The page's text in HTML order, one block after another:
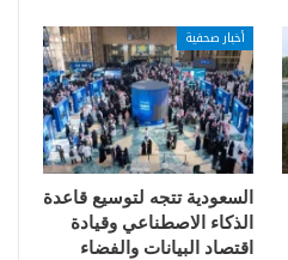
أخبار صحفية
السعودية تتجه لتوسيع قاعدة
الذكاء الاصطناعي وقيادة
اقتصاد البيانات والفضاء